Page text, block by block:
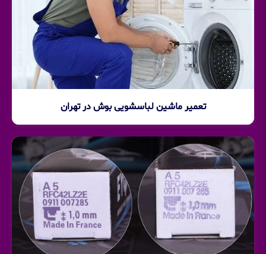
تعمیر ماشین لباسشویی بوش در تهران